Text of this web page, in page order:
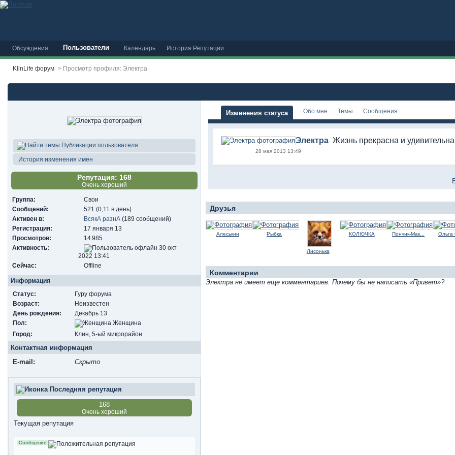
Обсуждения Пользователи Календарь История Репутации
KlinLife форум > Просмотр профиля: Электра
Публикации пользователя
История изменения имен
Репутация: 168
Очень хороший
Группа:
Свои
Сообщений:
521 (0,11 в день)
Активен в:
ВсякА разнА (189 сообщений)
Регистрация:
17 января 13
Просмотров:
14 985
Активность:
30 окт
2022 13:41
Сейчас:
Offline
Информация
Статус:
Гуру форума
Возраст:
Неизвестен
День рождения:
Декабрь 13
Пол:
Женщина
Город:
Клин, 5-ый микрорайон
Контактная информация
E-mail:
Скрыто
Последняя репутация
168
Очень хороший
Текущая репутация
Сообщение
Изменения статуса Обо мне Темы Сообщения
Электра Жизнь прекрасна и
28 мая 2013 13:49
Друзья
Алеськин Рыбка
Лисонька
КОЛЮЧКА Пончик-Мак... Ольга
Комментарии
Электра не имеет еще комментариев. Почему бы не написать «Привет»?